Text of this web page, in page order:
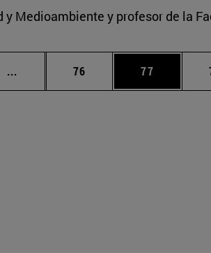
Medioambiente y profesor de la
... Páginas intermedias Use TAB para
Página
76 Página
77